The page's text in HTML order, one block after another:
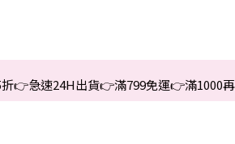
👉急速24H出貨👉滿799免運👉滿1000